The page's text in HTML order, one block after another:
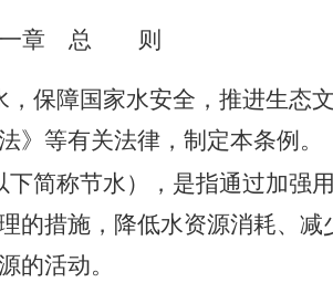
一章 总 则
保障国家水安全，推进生态
》等有关法律，制定本条例。
简称节水），是指通过加强
的措施，降低水资源消耗、减
的活动。